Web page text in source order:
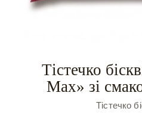
Тістечко
Max» зі
Тістечко